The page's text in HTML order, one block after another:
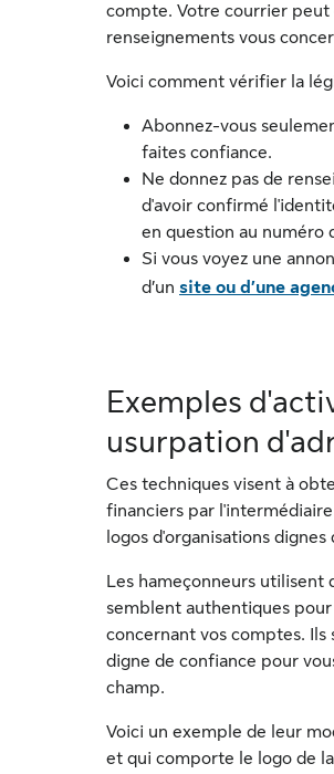
compte. Votre courrier
renseignements vous
Voici comment vérifier la
Abonnez-vous
faites confiance.
Ne donnez pas de
d'avoir confirmé
en question au numéro
Si vous voyez une
d’un site ou d’une
Exemples
usurpation
Ces techniques visent à
financiers par
logos d'organisations dignes
Les hameçonneurs utilisent
semblent authentiques
concernant vos comptes.
digne de confiance pour
champ.
Voici un exemple de leur
et qui comporte le logo de